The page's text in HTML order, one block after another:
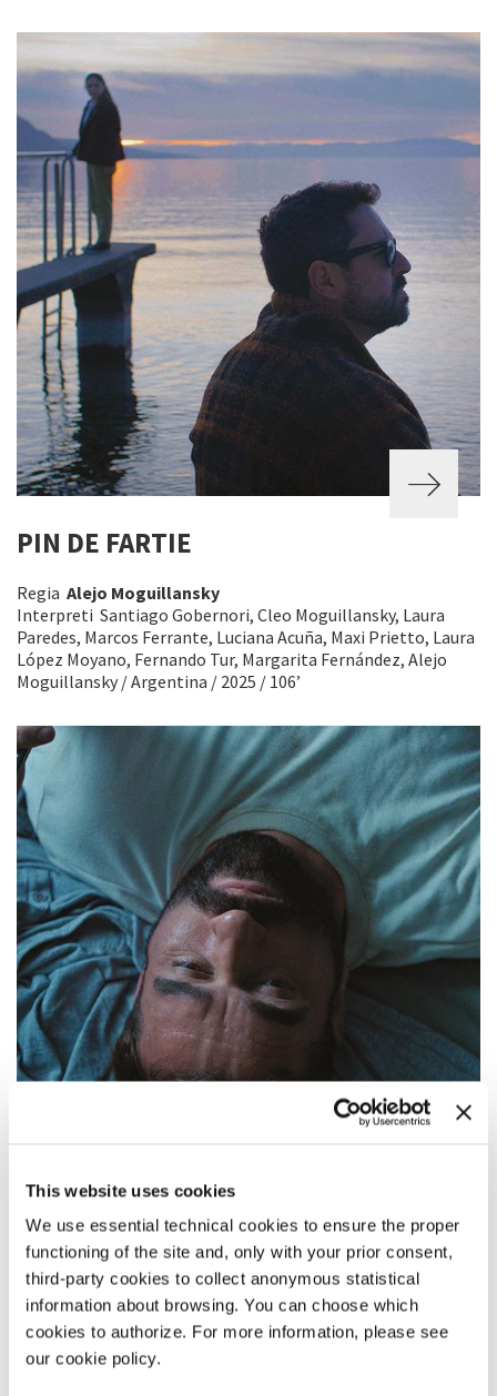
This website uses cookies
We use essential technical cookies to ensure the proper
functioning of the site and, only with your prior consent,
third-party cookies to collect anonymous statistical
information about browsing. You can choose which
cookies to authorize. For more information, please see
our cookie policy.
PIN DE FARTIE
Regia Alejo Moguillansky
Interpreti Santiago Gobernori, Cleo Moguillansky, Laura
Paredes, Marcos Ferrante, Luciana Acuña, Maxi Prietto, Laura
López Moyano, Fernando Tur, Margarita Fernández, Alejo
Moguillansky / Argentina / 2025 / 106’
OTEC (FATHER)
RegiaTereza Nvotová
Interpreti Milan Ondrík, Dominika Morávková, Dominika
Zajcz, Martina Sľúková, Aňa Geislerová, Peter Ondrejička,
Peter Bebjak, Ingrid Timková, Roman Polák / Slovacchia,
Repubblica Ceca, Polonia / 2025 / 103’